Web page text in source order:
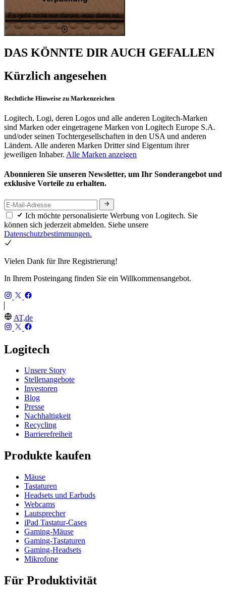
Es geht nicht nur darum, was darin ist.
DAS KÖNNTE DIR AUCH GEFALLEN
Kürzlich angesehen
Rechtliche Hinweise zu Markenzeichen
Logitech, Logi, deren Logos und alle anderen Logitech-Marken
sind Marken oder eingetragene Marken von Logitech Europe S.A.
und/oder seinen Tochtergesellschaften in den USA und anderen
Ländern. Alle anderen Marken Dritter sind Eigentum ihrer
jeweiligen Inhaber. Alle Marken anzeigen
Abonnieren Sie unseren Newsletter, um Ihr Sonderangebot und
exklusive Vorteile zu erhalten.
Ich möchte personalisierte Werbung von Logitech. Sie
können sich jederzeit abmelden. Siehe unsere
Datenschutzbestimmungen.
Vielen Dank für Ihre Registrierung!
In Ihrem Posteingang finden Sie ein Willkommensangebot.
AT,de
Logitech
Unsere Story
Stellenangebote
Investoren
Blog
Presse
Nachhaltigkeit
Recycling
Barrierefreiheit
Produkte kaufen
Mäuse
Tastaturen
Headsets und Earbuds
Webcams
Lautsprecher
iPad Tastatur-Cases
Gaming-Mäuse
Gaming-Tastaturen
Gaming-Headsets
Mikrofone
Für Produktivität